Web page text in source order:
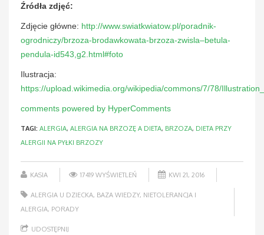
Źródła zdjęć:
Zdjęcie główne: http://www.swiatkwiatow.pl/poradnik-
ogrodniczy/brzoza-brodawkowata-brzoza-zwisla–betula-
pendula-id543,g2.html#foto
Ilustracja:
https://upload.wikimedia.org/wikipedia/commons/7/78/
comments powered by HyperComments
TAGI: ALERGIA, ALERGIA NA BRZOZĘ A DIETA, BRZOZA, DIETA PRZY
ALERGII NA PYŁKI BRZOZY
KASIA 17419 WYŚWIETLEŃ KWI 21, 2016
ALERGIA U DZIECKA, BAZA WIEDZY, NIETOLERANCJA I
ALERGIA, PORADY
UDOSTĘPNIJ